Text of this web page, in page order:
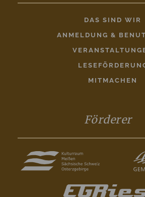
DAS SIND WIR
ANMELDUNG &
MITMACHEN
Förderer